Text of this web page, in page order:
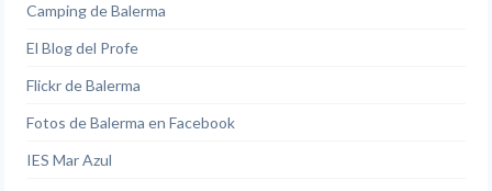
Camping de Balerma
El Blog del Profe
Flickr de Balerma
Fotos de Balerma en Facebook
IES Mar Azul